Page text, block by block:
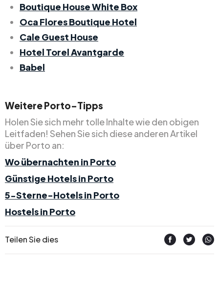
Boutique House White Box
Oca Flores Boutique Hotel
Cale Guest House
Hotel Torel Avantgarde
Babel
Weitere Porto-Tipps
Holen Sie sich mehr tolle Inhalte wie den obigen
Leitfaden! Sehen Sie sich diese anderen Artikel
über Porto an:
Wo übernachten in Porto
Günstige Hotels in Porto
5-Sterne-Hotels in Porto
Hostels in Porto
Teilen Sie dies